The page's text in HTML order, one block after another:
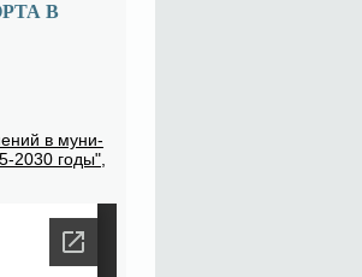
В
в му­ни­
2030 го­ды",